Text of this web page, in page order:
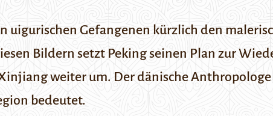
uigurischen Gefangenen kürzlich den
Bildern setzt Peking seinen Plan zur
weiter um. Der dänische
bedeutet.